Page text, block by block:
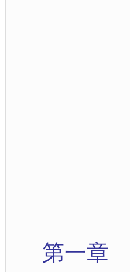
第一章